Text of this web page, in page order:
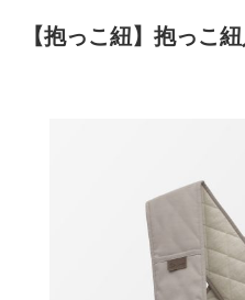
【抱っこ紐】抱っこ